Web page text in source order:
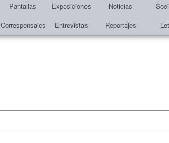
Pantallas Exposiciones Noticias
Corresponsales Entrevistas Reportajes